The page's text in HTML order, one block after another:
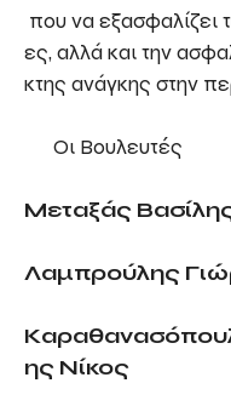
που να εξασφαλίζει
ες, αλλά και την
κτης ανάγκης στην
Οι Βουλευτές
Μεταξάς
Λαμπρούλης
ης Νίκος